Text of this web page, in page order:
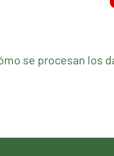
se procesan los